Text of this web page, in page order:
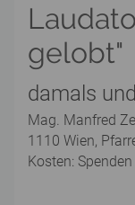
gelobt"
damals
Mag. Manfred
1110 Wien,
Kosten: